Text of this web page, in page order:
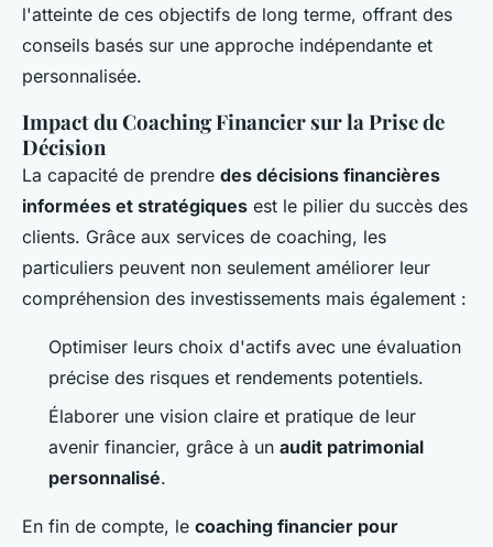
l'atteinte de ces objectifs de long terme, offrant des
conseils basés sur une approche indépendante et
personnalisée.
Impact du Coaching Financier sur la Prise de
Décision
La capacité de prendre des décisions financières
informées et stratégiques est le pilier du succès des
clients. Grâce aux services de coaching, les
particuliers peuvent non seulement améliorer leur
compréhension des investissements mais également :
Optimiser leurs choix d'actifs avec une évaluation
précise des risques et rendements potentiels.
Élaborer une vision claire et pratique de leur
avenir financier, grâce à un audit patrimonial
personnalisé.
En fin de compte, le coaching financier pour